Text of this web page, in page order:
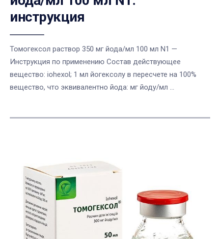
инструкция
Томогексол раствор 350 мг йода/мл 100 мл N1 —
Инструкция по применению Состав действующее
вещество: iohexol; 1 мл йогексолу в пересчете на 100%
вещество, что эквивалентно йода: мг йоду/мл ...